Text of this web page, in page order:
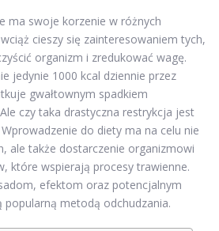
ma swoje korzenie w różnych
cieszy się zainteresowaniem tych,
organizm i zredukować wagę.
jedynie 1000 kcal dziennie przez
gwałtownym spadkiem
czy taka drastyczna restrykcja jest
do diety ma na celu nie
ale także dostarczenie organizmowi
które wspierają procesy trawienne.
efektom oraz potencjalnym
popularną metodą odchudzania.